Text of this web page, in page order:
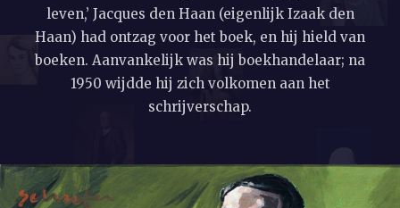
leven,’ Jacques den Haan (eigenlijk Izaak den
Haan) had ontzag voor het boek, en hij hield van
boeken. Aanvankelijk was hij boekhandelaar; na
1950 wijdde hij zich volkomen aan het
schrijverschap.